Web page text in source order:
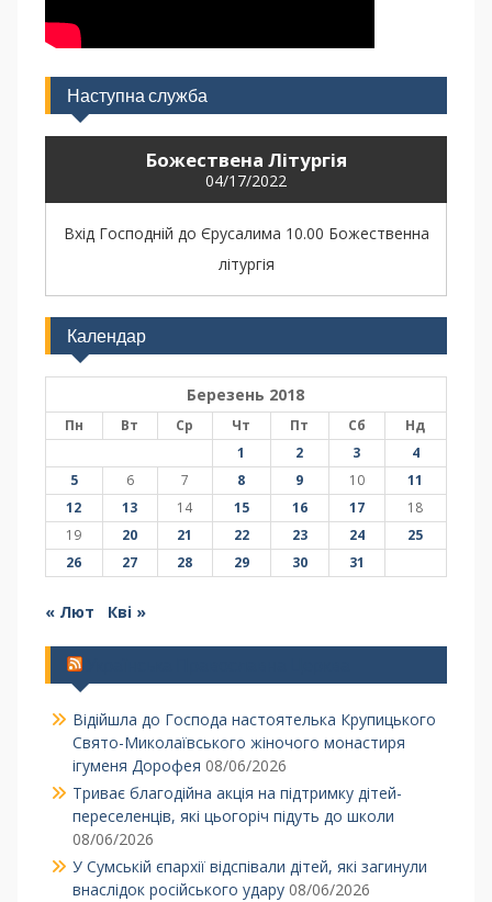
Наступна служба
Божествена Літургія
04/17/2022
Вхід Господній до Єрусалима 10.00 Божественна
літургія
Календар
Березень 2018
Пн Вт Ср Чт Пт Сб
Нд
1
2 3
4
5
6 7 8 9 10
11
12
13 14 15 16 17
18
19
20 21 22 23 24
25
26
27 28 29 30 31
« Лют Кві »
Відійшла до Господа настоятелька Крупицького
Свято-Миколаївського жіночого монастиря
ігуменя Дорофея 08/06/2026
Триває благодійна акція на підтримку дітей-
переселенців, які цьогоріч підуть до школи
08/06/2026
У Сумській єпархії відспівали дітей, які загинули
внаслідок російського удару 08/06/2026